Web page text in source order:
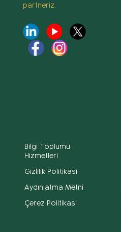
partneriz.
Bilgi Toplumu
Hizmetleri
Gizlilik Politikası
Aydınlatma Metni
Çerez Politikası